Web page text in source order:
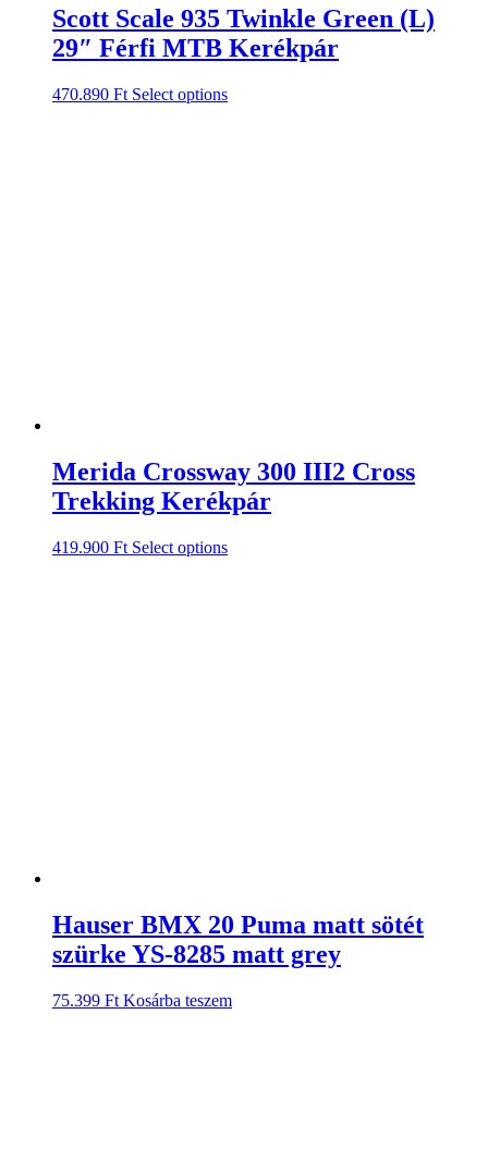
Scott Scale 935 Twinkle Green (L)
29″ Férfi MTB Kerékpár
470.890 Ft Select options
Merida Crossway 300 III2 Cross
Trekking Kerékpár
419.900 Ft Select options
Hauser BMX 20 Puma matt sötét
szürke YS-8285 matt grey
75.399 Ft Kosárba teszem